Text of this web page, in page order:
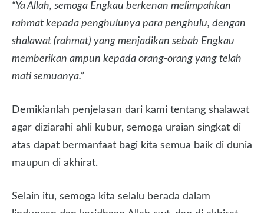
“Ya Allah, semoga Engkau berkenan melimpahkan
rahmat kepada penghulunya para penghulu, dengan
shalawat (rahmat) yang menjadikan sebab Engkau
memberikan ampun kepada orang-orang yang telah
mati semuanya.”
Demikianlah penjelasan dari kami tentang shalawat
agar diziarahi ahli kubur, semoga uraian singkat di
atas dapat bermanfaat bagi kita semua baik di dunia
maupun di akhirat.
Selain itu, semoga kita selalu berada dalam